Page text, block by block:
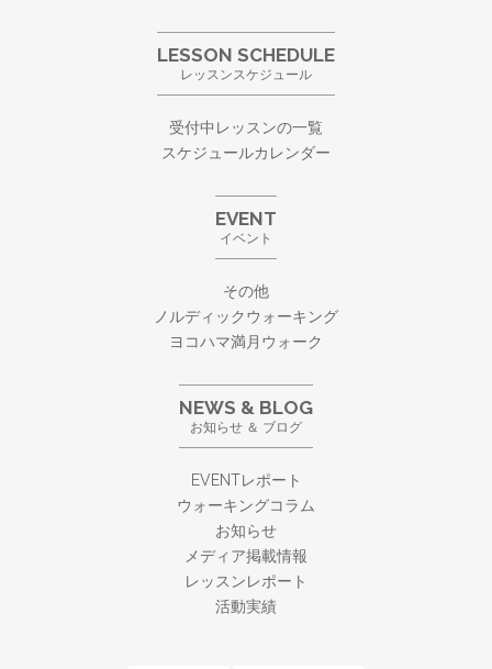
LESSON SCHEDULE
レッスンスケジュール
受付中レッスンの一覧
スケジュールカレンダー
EVENT
イベント
その他
ノルディックウォーキング
ヨコハマ満月ウォーク
NEWS & BLOG
お知らせ ＆ ブログ
EVENTレポート
ウォーキングコラム
お知らせ
メディア掲載情報
レッスンレポート
活動実績